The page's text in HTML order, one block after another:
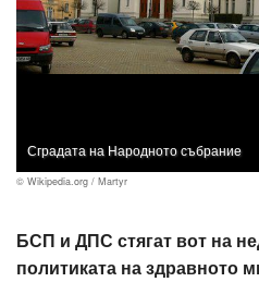
Сградата на Народното събрание
© Wikipedia.org / Martyr
БСП и ДПС стягат вот на
политиката на здравното